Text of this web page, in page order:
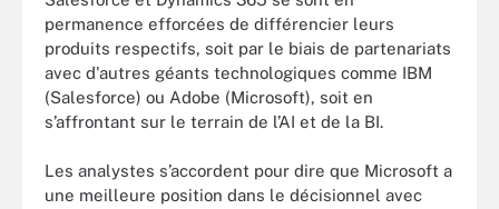
permanence efforcées de différencier leurs
produits respectifs, soit par le biais de partenariats
avec d'autres géants technologiques comme IBM
(Salesforce) ou Adobe (Microsoft), soit en
s’affrontant sur le terrain de l’AI et de la BI.
Les analystes s’accordent pour dire que Microsoft a
une meilleure position dans le décisionnel avec